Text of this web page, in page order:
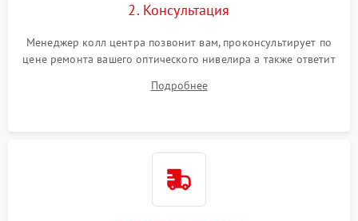
2. Консультация
Менеджер колл центра позвонит вам, проконсультирует по
цене ремонта вашего оптического нивелира а также ответит
Подробнее